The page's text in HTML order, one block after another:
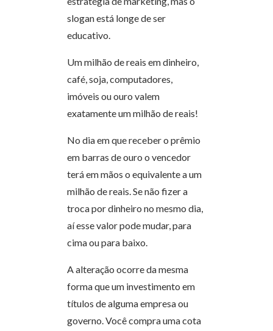
slogan está longe de ser
educativo.
Um milhão de reais em dinheiro,
café, soja, computadores,
imóveis ou ouro valem
exatamente um milhão de reais!
No dia em que receber o prêmio
em barras de ouro o vencedor
terá em mãos o equivalente a um
milhão de reais. Se não fizer a
troca por dinheiro no mesmo dia,
aí esse valor pode mudar, para
cima ou para baixo.
A alteração ocorre da mesma
forma que um investimento em
títulos de alguma empresa ou
governo. Você compra uma cota